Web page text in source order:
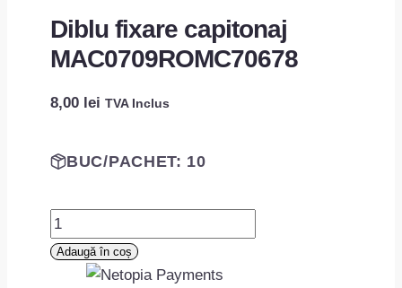
Diblu fixare capitonaj
MAC0709ROMC70678
8,00 lei TVA Inclus
BUC/PACHET: 10
Cantitate
Diblu
fixare
Adaugă în coș